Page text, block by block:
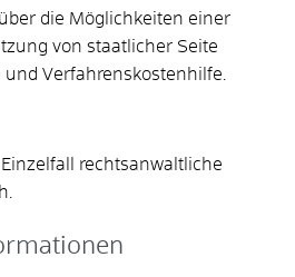
die Möglichkeiten einer
von staatlicher Seite
Verfahrenskostenhilfe.
rechtsanwaltliche